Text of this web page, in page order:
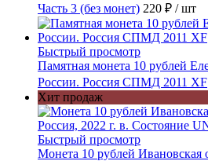
Часть 3 (без монет) 220 ₽ / шт
Быстрый просмотр
Памятная монета 10 рублей
России. Россия СПМД 2011 XF
Хит продаж
Быстрый просмотр
Монета 10 рублей Ивановская